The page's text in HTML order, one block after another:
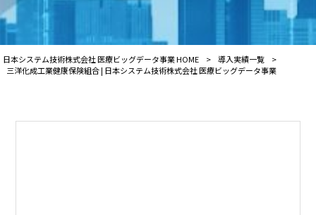
日本システム技術株式会社 医療ビッグデータ事業 HOME > 導入実績一覧
>
三洋化成工業健康保険組合 | 日本システム技術株式会社 医療ビッグデータ事業